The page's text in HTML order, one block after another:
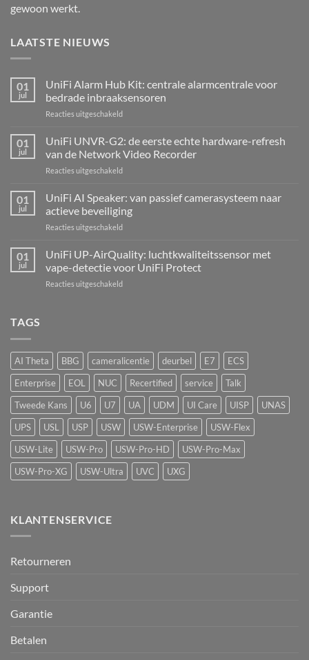
gewoon werkt.
LAATSTE NIEUWS
01
jul
UniFi Alarm Hub Kit: centrale alarmcentrale voor
bedrade inbraaksensoren
Reacties uitgeschakeldvoor
Alarm
Kit:
centrale
voor
inbraaksensoren
01
jul
UniFi UNVR-G2: de eerste echte hardware-refresh
van de Network Video Recorder
Reacties uitgeschakeldvoor
de
eerste
hardware-
refresh
de
01
jul
UniFi AI Speaker: van passief camerasysteem naar
actieve beveiliging
Reacties uitgeschakeldvoor
Speaker:
van
passief
01
jul
UniFi UP-AirQuality: luchtkwaliteitssensor met
vape-detectie voor UniFi Protect
Reacties uitgeschakeldvoor
vape-
detectie
voor
UniFi
Protect
TAGS
AI Theta BBG cameralicentie deurbel E7
ECS
Enterprise
EOL NUC Recertified service
Talk
Tweede Kans
U6 U7 UA UDM UI Care UISP
UNAS
UPS
USL USP USW USW-Enterprise
USW-Flex
USW-Lite
USW-Pro USW-Pro-HD
USW-Pro-Max
USW-Pro-XG
USW-Ultra UVC UXG
KLANTENSERVICE
Retourneren
Support
Garantie
Betalen